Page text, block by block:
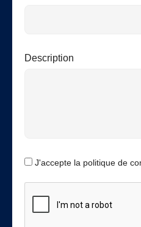
Description
J'accepte la politique de